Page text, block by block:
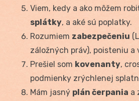
Viem, kedy a ako môžem
splátky, a aké sú poplatky.
Rozumiem zabezpečeniu
záložných práv), poisteniu a
Prešiel som kovenanty,
podmienky zrýchlenej
Mám jasný plán čerpania a